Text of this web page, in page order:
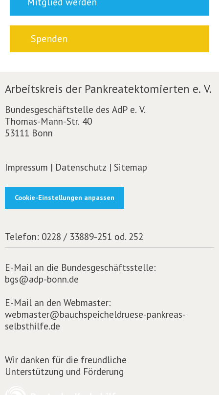
Spenden
Arbeitskreis der Pankreatektomierten e. V.
Bundesgeschäftstelle des AdP e. V.
Thomas-Mann-Str. 40
53111 Bonn
Impressum | Datenschutz | Sitemap
Cookie-Einstellungen anpassen
Telefon: 0228 / 33889-251 od. 252
E-Mail an die Bundesgeschäftsstelle:
bgs@adp-bonn.de
E-Mail an den Webmaster:
webmaster@bauchspeicheldruese-pankreas-
selbsthilfe.de
Wir danken für die freundliche
Unterstützung und Förderung